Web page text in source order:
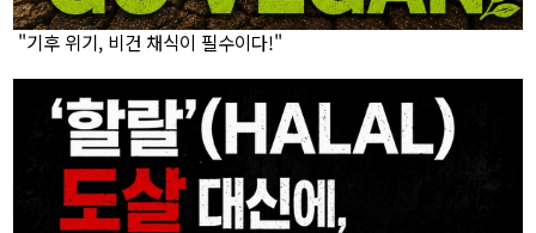
"기후 위기, 비건 채식이 필수이다!"